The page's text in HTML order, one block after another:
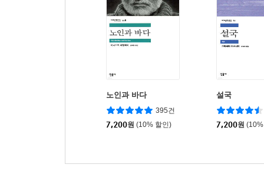
노인과 바다
395건
7,200원 (10% 할인)
설국
7,200원